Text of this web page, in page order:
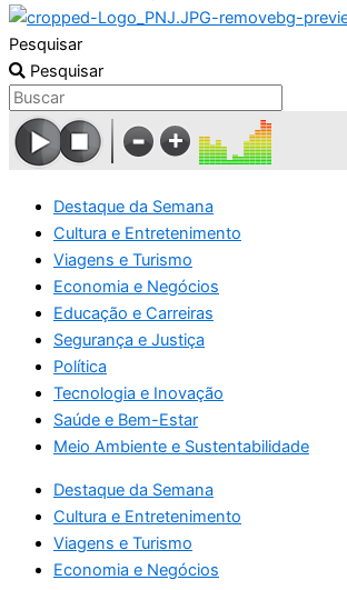
Pesquisar
Pesquisar
Destaque da Semana
Cultura e Entretenimento
Viagens e Turismo
Economia e Negócios
Educação e Carreiras
Segurança e Justiça
Política
Tecnologia e Inovação
Saúde e Bem-Estar
Meio Ambiente e Sustentabilidade
Destaque da Semana
Cultura e Entretenimento
Viagens e Turismo
Economia e Negócios